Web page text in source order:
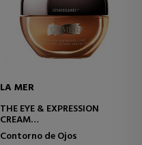
LA MER
THE EYE & EXPRESSION
CREAM
CONTORNO DE OJOS Y LABIOS
Contorno de Ojos